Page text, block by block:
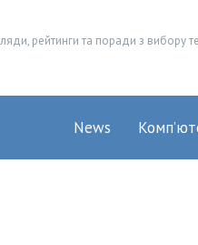
рейтинги та поради з вибору
News